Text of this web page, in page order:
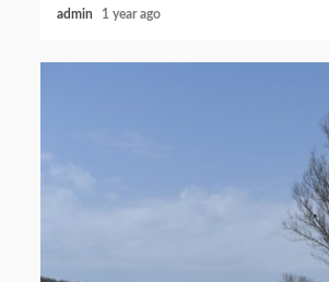
admin 1 year ago